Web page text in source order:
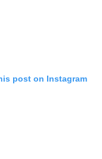
post on Instagram